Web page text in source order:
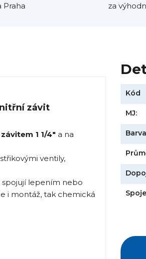
Praha
za
závit
1 1/4" a na
ventily,
spojují lepením nebo
i montáž, tak chemická
Kód
MJ: